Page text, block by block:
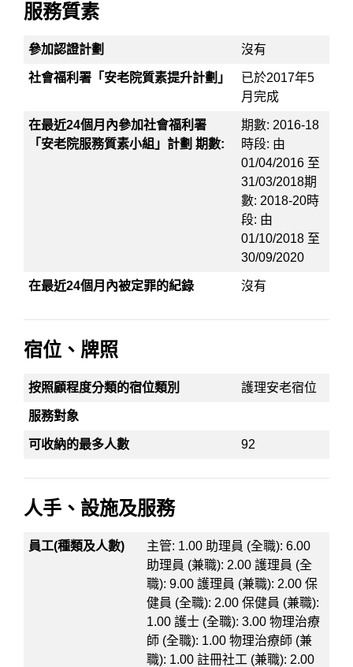
服務質素
參加認證計劃 沒有
社會福利署「安老院質素提升計劃」
已於2017年5
月完成
在最近24個月內參加社會福利署
「安老院服務質素小組」計劃 期數:
期數: 2016-18
時段: 由
01/04/2016 至
31/03/2018期
數: 2018-20時
段: 由
01/10/2018 至
30/09/2020
在最近24個月內被定罪的紀錄 沒有
宿位、牌照
按照顧程度分類的宿位類別 護理安老宿位
服務對象
可收納的最多人數 92
人手、設施及服務
員工(種類及人數)
主管: 1.00 助理員 (全職): 6.00
助理員 (兼職): 2.00 護理員 (全
職): 9.00 護理員 (兼職): 2.00 保
健員 (全職): 2.00 保健員 (兼職):
1.00 護士 (全職): 3.00 物理治療
師 (全職): 1.00 物理治療師 (兼
職): 1.00 註冊社工 (兼職): 2.00